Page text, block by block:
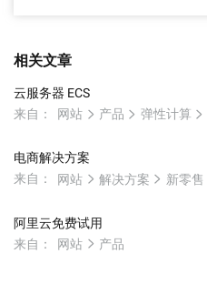
相关文章
云服务器 ECS
来自：
网站 产品 弹性计算
电商解决方案
来自：
网站 解决方案 新零售
阿里云免费试用
来自：
网站 产品